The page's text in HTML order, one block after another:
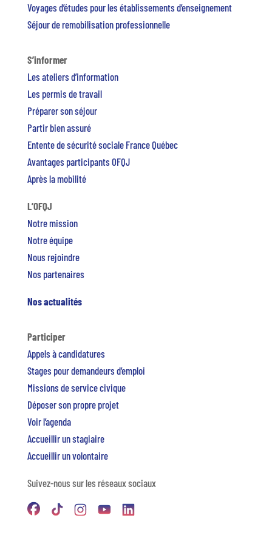
Voyages d’études pour les établissements d’enseignement
Séjour de remobilisation professionnelle
S’informer
Les ateliers d’information
Les permis de travail
Préparer son séjour
Partir bien assuré
Entente de sécurité sociale France Québec
Avantages participants OFQJ
Après la mobilité
L’OFQJ
Notre mission
Notre équipe
Nous rejoindre
Nos partenaires
Nos actualités
Participer
Appels à candidatures
Stages pour demandeurs d’emploi
Missions de service civique
Déposer son propre projet
Voir l’agenda
Accueillir un stagiaire
Accueillir un volontaire
Suivez-nous sur les réseaux sociaux